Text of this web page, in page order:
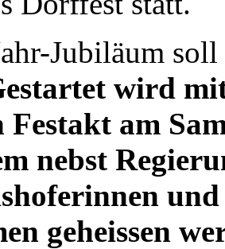
Jubiläum
wird
am
nebst
geheissen